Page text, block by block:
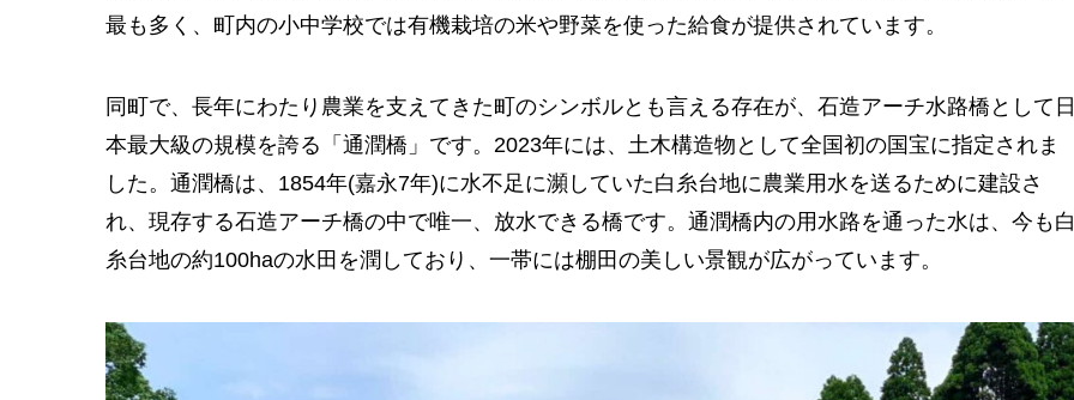
最も多く、町内の小中学校では有機栽培の米や野菜を使った給食が提供されています。
同町で、長年にわたり農業を支えてきた町のシンボルとも言える存在が、石造アーチ水路橋として
本最大級の規模を誇る「通潤橋」です。2023年には、土木構造物として全国初の国宝に指定されま
した。通潤橋は、1854年(嘉永7年)に水不足に瀕していた白糸台地に農業用水を送るために建設さ
れ、現存する石造アーチ橋の中で唯一、放水できる橋です。通潤橋内の用水路を通った水は、今も
糸台地の約100haの水田を潤しており、一帯には棚田の美しい景観が広がっています。